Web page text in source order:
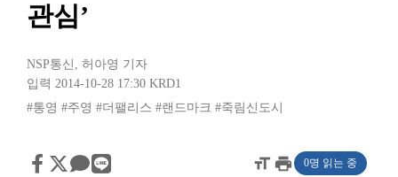
관심’
NSP통신 , 허아영 기자
입력 2014-10-28 17:30 KRD1
#통영 #주영 #더팰리스 #랜드마크 #죽림신도시
format_sizeprint 0명 읽는 중